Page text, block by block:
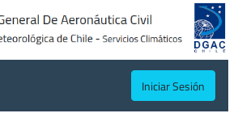
Iniciar Sesión